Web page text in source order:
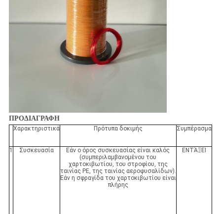
ΠΡΟΔΙΑΓΡΑΦΗ
Χαρακτηριστικά Πρότυπα δοκιμής Συμπέρασμα
1 Συσκευασία
Εάν ο όρος συσκευασίας είναι καλός
(συμπεριλαμβανομένου του
χαρτοκιβωτίου, του στροφίου, της
ταινίας PE, της ταινίας αεροφυσαλίδων).
Εάν η σφραγίδα του χαρτοκιβωτίου είναι
πλήρης
ΕΝΤΆΞΕΙ